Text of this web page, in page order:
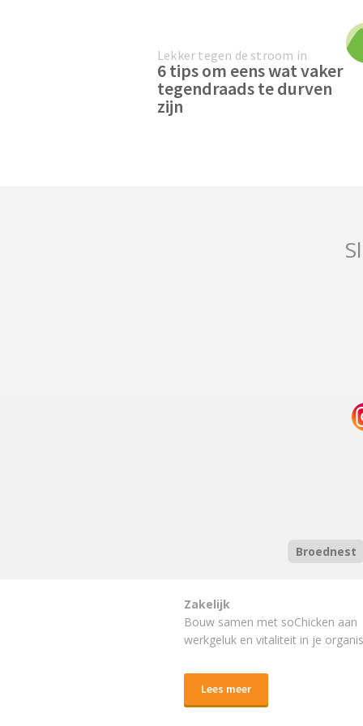
Lekker tegen de stroom in
6 tips om eens wat vaker
tegendraads te durven
zijn
Broednest
Zakelijk
Bouw samen met soChicken aan
werkgeluk en vitaliteit in je
Lees meer